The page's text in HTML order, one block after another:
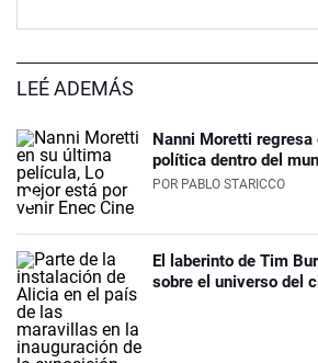
LEÉ ADEMÁS
Nanni Moretti regresa
política dentro del
POR PABLO STARICCO
El laberinto de Tim
sobre el universo del